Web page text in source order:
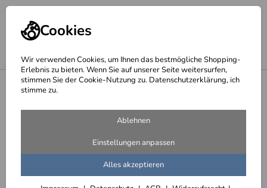
Cookies
Wir verwenden Cookies, um Ihnen das bestmögliche Shopping-
Erlebnis zu bieten. Wenn Sie auf unserer Seite weitersurfen,
stimmen Sie der Cookie-Nutzung zu. Datenschutzerklärung, ich
stimme zu.
Ablehnen
Einstellungen anpassen
Alles akzeptieren
Aktuell